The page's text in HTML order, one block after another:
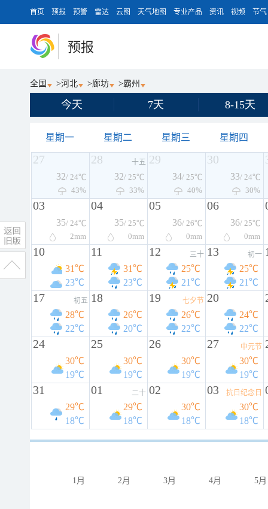
首页 预报 预警 雷达 云图 天气地图 专业产品 资讯 视频 节气
预报
全国 >河北 >廊坊 >霸州
今天 7天 8-15天
星期一 星期二 星期三 星期四
27
32/ 24℃
43%
28 十五
32/ 25℃
33%
29
34/ 25℃
40%
30
33/ 24℃
30%
03
35/ 24℃
2mm
04
35/ 25℃
0mm
05
36/ 26℃
0mm
06
36/ 25℃
0mm
10
31℃
23℃
11
31℃
23℃
12 三十
25℃
21℃
13 初一
25℃
21℃
17 初五
28℃
22℃
18
26℃
20℃
19 七夕节
26℃
22℃
20
24℃
22℃
24
30℃
19℃
25
30℃
19℃
26
30℃
19℃
27 中元节
30℃
19℃
31
29℃
18℃
01 二十
29℃
18℃
02
30℃
18℃
03 抗日纪念日
30℃
18℃
1月 2月 3月 4月 5月